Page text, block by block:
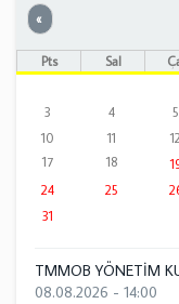
« Önceki
Pts Sal
3
4 5
10
11 12
17
18
24
25
31
TMMOB YÖNETİM
08.08.2026 - 14:00